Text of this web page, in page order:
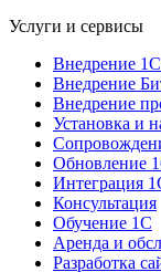
Услуги и сервисы
Внедрение
Внедрение
Внедрение
Установка и
Обновление
Интеграция
Консультация
Обучение 1С
Аренда и
Разработка